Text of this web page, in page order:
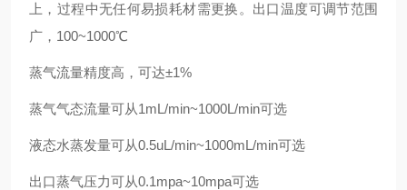
上，过程中无任何易损耗材需更换。出口温度可调节范围
广，100~1000℃
蒸气流量精度高，可达±1%
蒸气气态流量可从1mL/min~1000L/min可选
液态水蒸发量可从0.5uL/min~1000mL/min可选
出口蒸气压力可从0.1mpa~10mpa可选